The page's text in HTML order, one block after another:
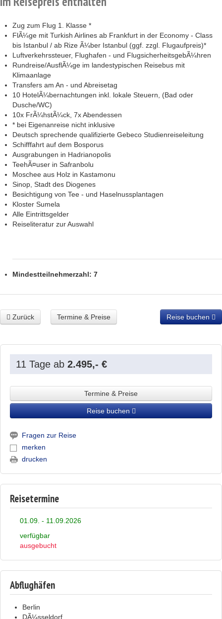
Zug zum Flug 1. Klasse *
FlÃ¼ge mit Turkish Airlines ab Frankfurt in der Economy - Class
bis Istanbul / ab Rize Ã¼ber Istanbul (ggf. zzgl. Flugaufpreis)*
Luftverkehrssteuer, Flughafen - und FlugsicherheitsgebÃ¼hren
Rundreise/AusflÃ¼ge im landestypischen Reisebus mit
Klimaanlage
Transfers am An - und Abreisetag
10 HotelÃ¼bernachtungen inkl. lokale Steuern, (Bad oder
Dusche/WC)
10x FrÃ¼hstÃ¼ck, 7x Abendessen
* bei Eigenanreise nicht inklusive
Deutsch sprechende qualifizierte Gebeco Studienreiseleitung
Schifffahrt auf dem Bosporus
Ausgrabungen in Hadrianopolis
TeehÃ¤user in Safranbolu
Moschee aus Holz in Kastamonu
Sinop, Stadt des Diogenes
Besichtigung von Tee - und Haselnussplantagen
Kloster Sumela
Alle Eintrittsgelder
Reiseliteratur zur Auswahl
Mindestteilnehmerzahl: 7
Zurück Reise buchen
Termine & Preise
11 Tage ab 2.495,- €
Termine & Preise
Reise buchen
Fragen zur Reise
merken
drucken
Reisetermine
01.09. - 11.09.2026
verfügbar
ausgebucht
Abflughäfen
Berlin
DÃ¼sseldorf